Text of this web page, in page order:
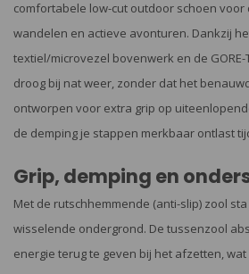
comfortabele low-cut outdoor schoen voor
wandelen en actieve avonturen. Dankzij
textiel/microvezel bovenwerk en de
droog bij nat weer, zonder dat het
ontworpen voor extra grip op
de demping je stappen merkbaar ontlast
Grip, demping en
Met de rutschhemmende (anti-slip) zool
wisselende ondergrond. De tussenzool
energie terug te geven bij het afzetten,